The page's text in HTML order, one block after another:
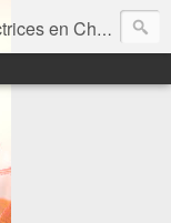
en Chile.